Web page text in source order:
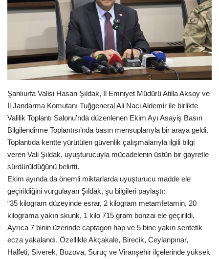
Gündem
Ekonomi
Siyaset
Galeriler
Yaşam
Künye
Sağlık
İletişim
Kültür Sanat
Şanlıurfa Valisi Hasan Şıldak, İl Emniyet Müdürü Atilla Aksoy ve
İl Jandarma Komutanı Tuğgeneral Ali Naci Aldemir ile birlikte
Valilik Toplantı Salonu’nda düzenlenen Ekim Ayı Asayiş Basın
Bilgilendirme Toplantısı’nda basın mensuplarıyla bir araya geldi.
Toplantıda kentte yürütülen güvenlik çalışmalarıyla ilgili bilgi
veren Vali Şıldak, uyuşturucuyla mücadelenin üstün bir gayretle
sürdürüldüğünü belirtti.
Ekim ayında da önemli miktarlarda uyuşturucu madde ele
geçirildiğini vurgulayan Şıldak, şu bilgileri paylaştı:
“35 kilogram düzeyinde esrar, 2 kilogram metamfetamin, 20
kilograma yakın skunk, 1 kilo 715 gram bonzai ele geçirildi.
Ayrıca 7 binin üzerinde captagon hap ve 5 bine yakın sentetik
ecza yakalandı. Özellikle Akçakale, Birecik, Ceylanpınar,
Halfeti, Siverek, Bozova, Suruç ve Viranşehir ilçelerinde yüksek